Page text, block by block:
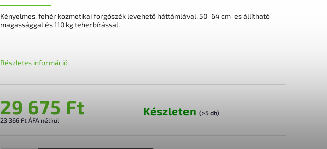
29 675 Ft
23 366 Ft ÁFA nélkül
Készleten (>5 db)
Kényelmes, fehér kozmetikai forgószék levehető háttámlával, 50–64 cm-es állítható
magassággal és 110 kg teherbírással.
Részletes információ